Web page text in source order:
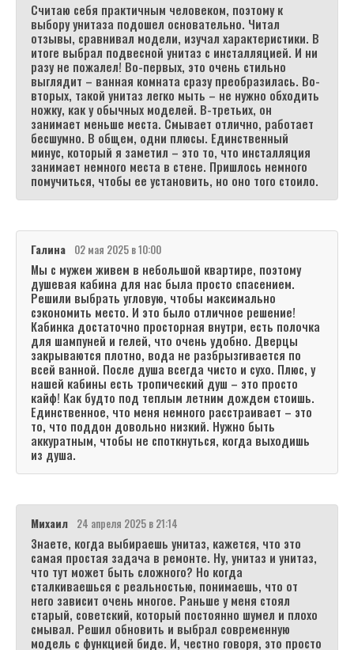
Считаю себя практичным человеком, поэтому к
выбору унитаза подошел основательно. Читал
отзывы, сравнивал модели, изучал характеристики. В
итоге выбрал подвесной унитаз с инсталляцией. И ни
разу не пожалел! Во-первых, это очень стильно
выглядит – ванная комната сразу преобразилась. Во-
вторых, такой унитаз легко мыть – не нужно обходить
ножку, как у обычных моделей. В-третьих, он
занимает меньше места. Смывает отлично, работает
бесшумно. В общем, одни плюсы. Единственный
минус, который я заметил – это то, что инсталляция
занимает немного места в стене. Пришлось немного
помучиться, чтобы ее установить, но оно того стоило.
Галина 02 мая 2025 в 10:00
Мы с мужем живем в небольшой квартире, поэтому
душевая кабина для нас была просто спасением.
Решили выбрать угловую, чтобы максимально
сэкономить место. И это было отличное решение!
Кабинка достаточно просторная внутри, есть полочка
для шампуней и гелей, что очень удобно. Дверцы
закрываются плотно, вода не разбрызгивается по
всей ванной. После душа всегда чисто и сухо. Плюс, у
нашей кабины есть тропический душ – это просто
кайф! Как будто под теплым летним дождем стоишь.
Единственное, что меня немного расстраивает – это
то, что поддон довольно низкий. Нужно быть
аккуратным, чтобы не споткнуться, когда выходишь
из душа.
Михаил 24 апреля 2025 в 21:14
Знаете, когда выбираешь унитаз, кажется, что это
самая простая задача в ремонте. Ну, унитаз и унитаз,
что тут может быть сложного? Но когда
сталкиваешься с реальностью, понимаешь, что от
него зависит очень многое. Раньше у меня стоял
старый, советский, который постоянно шумел и плохо
смывал. Решил обновить и выбрал современную
модель с функцией биде. И, честно говоря, это просто